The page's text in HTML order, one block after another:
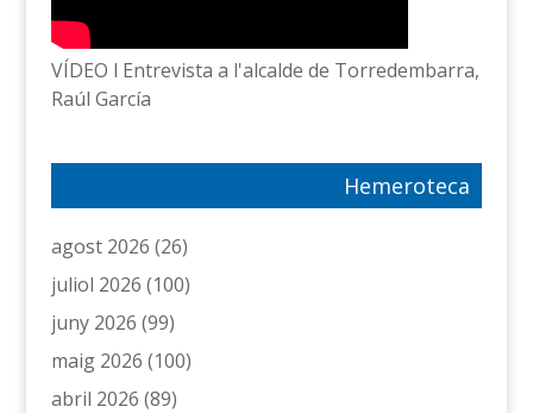
VÍDEO l Entrevista a l'alcalde de Torredembarra,
Raúl García
Hemeroteca
agost 2026 (26)
juliol 2026 (100)
juny 2026 (99)
maig 2026 (100)
abril 2026 (89)